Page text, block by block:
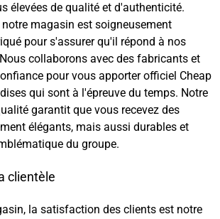
élevées de qualité et d'authenticité.
magasin est soigneusement
pour s'assurer qu'il répond à nos
collaborons avec des fabricants et
pour vous apporter officiel Cheap
qui sont à l'épreuve du temps. Notre
garantit que vous recevez des
élégants, mais aussi durables et
du groupe.
clientèle
la satisfaction des clients est notre